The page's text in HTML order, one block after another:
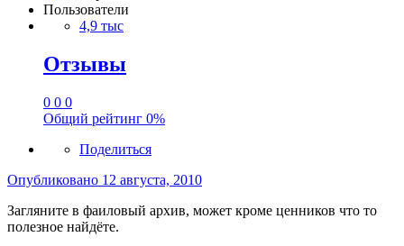
Пользователи
4,9 тыс
Отзывы
0 0 0
Общий рейтинг 0%
Поделиться
Опубликовано 12 августа, 2010
Загляните в фаиловый архив, может кроме ценников что то
полезное найдёте.